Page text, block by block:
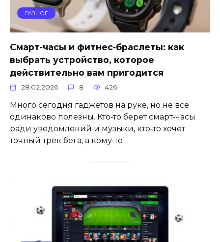
РАЗНОЕ
Смарт‑часы и фитнес‑браслеты: как
выбрать устройство, которое
действительно вам пригодится
28.02.2026 8 426
Много сегодня гаджетов на руке, но не все
одинаково полезны. Кто‑то берёт смарт‑часы
ради уведомлений и музыки, кто‑то хочет
точный трек бега, а кому‑то